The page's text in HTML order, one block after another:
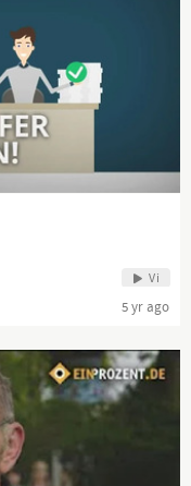
Vi
5 yr ago